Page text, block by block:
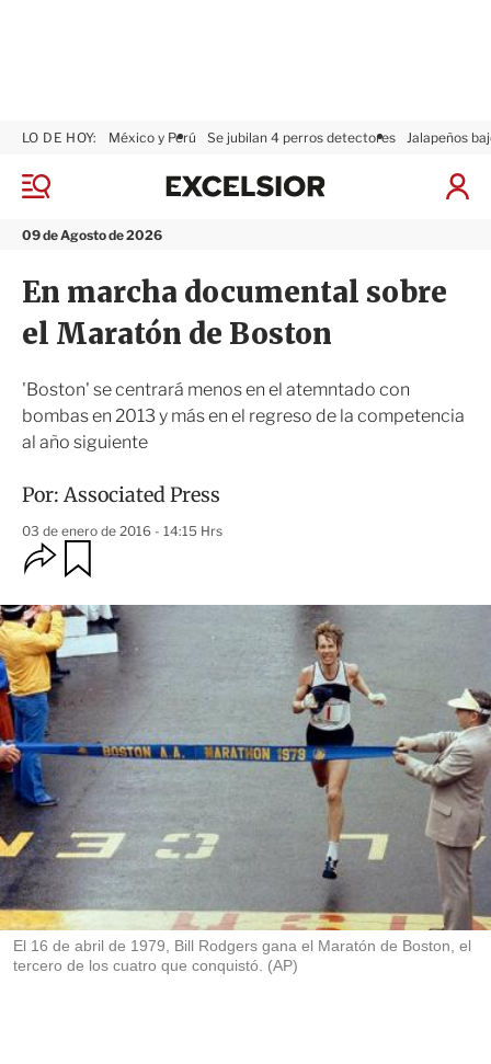
M
n
09 de Agosto de 2026
LO DE HOY: México y Perú Se jubilan 4 perros detectores Jalapeños
I
ó
x
s
i
r
En marcha documental sobre
el Maratón de Boston
'Boston' se centrará menos en el atemntado con
bombas en 2013 y más en el regreso de la competencia
al año siguiente
Por:Associated Press
03 de enero de 2016 - 14:15 Hrs
O
p
i
o
n
e
s
d
e
c
m
p
a
r
i
r
r
d
El 16 de abril de 1979, Bill Rodgers gana el Maratón de Boston, el
tercero de los cuatro que conquistó. (AP)